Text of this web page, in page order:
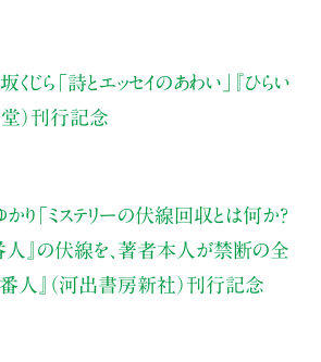
くじら 「詩とエッセイのあわい」
『ひらい
堂）刊行記念
り 「ミステリーの伏線回収とは何か？
』の伏線を、著者本人が禁断の全
番人』（河出書房新社）刊行記念